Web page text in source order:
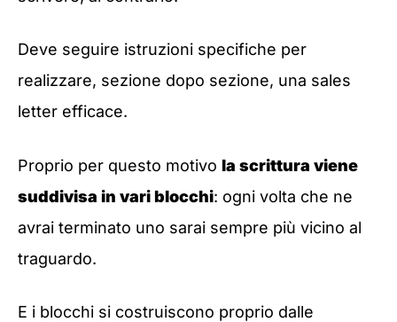
Deve seguire istruzioni specifiche per
realizzare, sezione dopo sezione, una sales
letter efficace.
Proprio per questo motivo la scrittura viene
suddivisa in vari blocchi: ogni volta che ne
avrai terminato uno sarai sempre più vicino al
traguardo.
E i blocchi si costruiscono proprio dalle